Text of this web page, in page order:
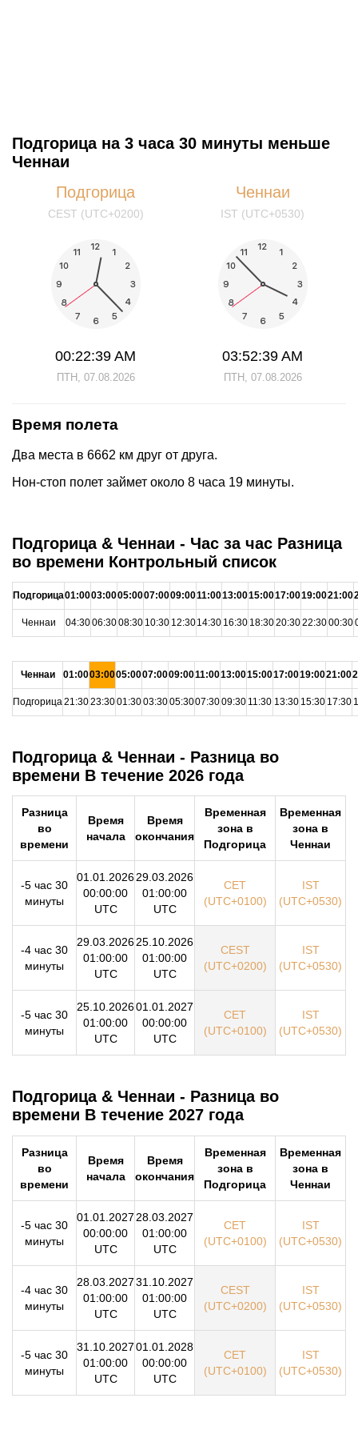
Подгорица на 3 часа 30 минуты меньше
Ченнаи
Подгорица
CEST (UTC+0200)
00:22:39 AM
ПТН, 07.08.2026
Ченнаи
IST (UTC+0530)
03:52:39 AM
ПТН, 07.08.2026
Время полета
Два места в 6662 км друг от друга.
Нон-стоп полет займет около 8 часа 19 минуты.
Подгорица & Ченнаи - Час за час Разница
во времени Контрольный список
Подгорица01:0003:0005:0007:0009:0011:0013:0015:0017:0019:0021:00
Ченнаи 04:3006:3008:30 10:30 12:3014:30 16:30 18:3020:3022:3000:30
Ченнаи 01:0003:0005:0007:0009:0011:0013:0015:0017:0019:0021:00
Подгорица21:3023:3001:3003:3005:3007:3009:30 11:30 13:30 15:30 17:30
Подгорица & Ченнаи - Разница во
времени В течение 2026 года
Разница
во
времени
Время
начала
Время
окончания
Временная
зона в
Подгорица
Временная
зона в
Ченнаи
-5 час 30
минуты
01.01.2026
00:00:00
UTC
29.03.2026
01:00:00
UTC
CET
(UTC+0100)
IST
(UTC+0530)
-4 час 30
минуты
29.03.2026
01:00:00
UTC
25.10.2026
01:00:00
UTC
CEST
(UTC+0200)
IST
(UTC+0530)
-5 час 30
минуты
25.10.2026
01:00:00
UTC
01.01.2027
00:00:00
UTC
CET
(UTC+0100)
IST
(UTC+0530)
Подгорица & Ченнаи - Разница во
времени В течение 2027 года
Разница
во
времени
Время
начала
Время
окончания
Временная
зона в
Подгорица
Временная
зона в
Ченнаи
-5 час 30
минуты
01.01.2027
00:00:00
UTC
28.03.2027
01:00:00
UTC
CET
(UTC+0100)
IST
(UTC+0530)
-4 час 30
минуты
28.03.2027
01:00:00
UTC
31.10.2027
01:00:00
UTC
CEST
(UTC+0200)
IST
(UTC+0530)
-5 час 30
минуты
31.10.2027
01:00:00
UTC
01.01.2028
00:00:00
UTC
CET
(UTC+0100)
IST
(UTC+0530)